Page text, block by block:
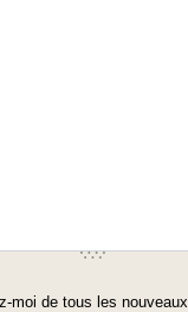
moi de tous les nouveaux